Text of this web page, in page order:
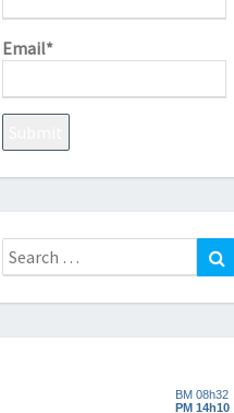
Email*
Search
for: